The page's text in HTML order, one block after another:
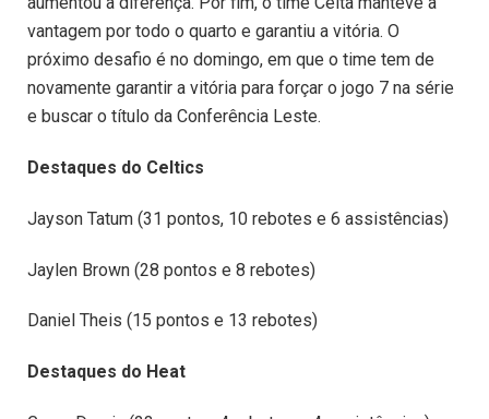
vantagem por todo o quarto e garantiu a vitória. O
próximo desafio é no domingo, em que o time tem de
novamente garantir a vitória para forçar o jogo 7 na série
e buscar o título da Conferência Leste.
Destaques do Celtics
Jayson Tatum (31 pontos, 10 rebotes e 6 assistências)
Jaylen Brown (28 pontos e 8 rebotes)
Daniel Theis (15 pontos e 13 rebotes)
Destaques do Heat